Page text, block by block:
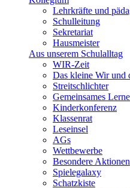
Lehrkräfte und
Schulleitung
Sekretariat
Hausmeister
Aus unserem Schulalltag
WIR-Zeit
Das kleine Wir und
Streitschlichter
Gemeinsames
Kinderkonferenz
Klassenrat
Leseinsel
AGs
Wettbewerbe
Besondere Aktionen
Spielegalaxy
Schatzkiste